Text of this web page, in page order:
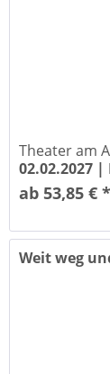
Theater am
02.02.2027 |
ab 53,85 € *
Weit weg